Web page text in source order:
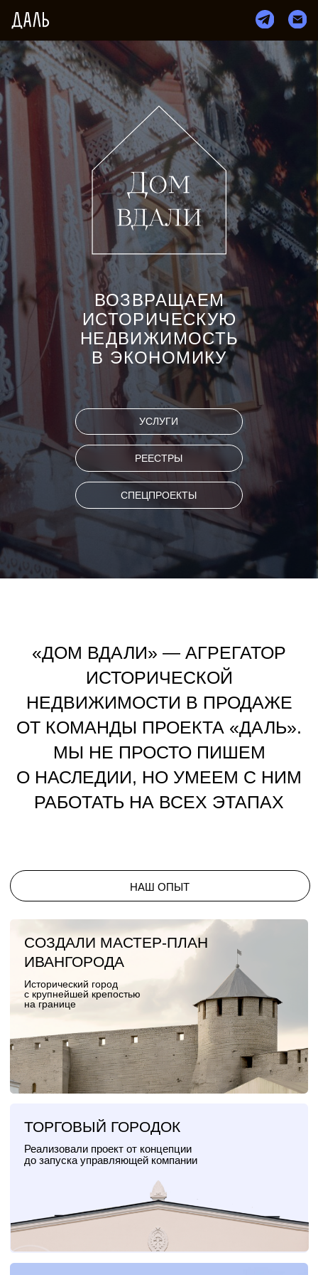
ВОЗВРАЩАЕМ
ИСТОРИЧЕСКУЮ
НЕДВИЖИМОСТЬ
В ЭКОНОМИКУ
СПЕЦПРОЕКТЫ
УСЛУГИ
РЕЕСТРЫ
«ДОМ ВДАЛИ» — АГРЕГАТОР
ИСТОРИЧЕСКОЙ
НЕДВИЖИМОСТИ В ПРОДАЖЕ
ОТ КОМАНДЫ ПРОЕКТА «ДАЛЬ».
МЫ НЕ ПРОСТО ПИШЕМ
О НАСЛЕДИИ, НО УМЕЕМ С НИМ
РАБОТАТЬ НА ВСЕХ ЭТАПАХ
ИССЛЕДОВАНИЕ
РАБОТА С ЮНЕСКО
НИЖПОЛИГРАФ
Помогли Дербенту развить
Перезапуск крупнейшего ОКН в центре Нижнего
Новгорода
Исторический город
с крупнейшей крепостью
ТОРГОВЫЙ ГОРОДОК
СОЗДАЛИ МАСТЕР-ПЛАН
ИВАНГОРОДА
ТЕПЕРЬ И В ЯРОСЛАВСКОЙ ОБЛАСТИ →